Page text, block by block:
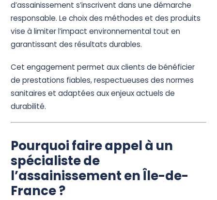
d’assainissement s’inscrivent dans une démarche
responsable. Le choix des méthodes et des produits
vise à limiter l’impact environnemental tout en
garantissant des résultats durables.
Cet engagement permet aux clients de bénéficier
de prestations fiables, respectueuses des normes
sanitaires et adaptées aux enjeux actuels de
durabilité.
Pourquoi faire appel à un
spécialiste de
l’assainissement en Île-de-
France ?